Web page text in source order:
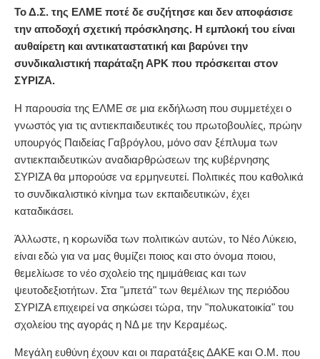
Το Δ.Σ. της ΕΛΜΕ ποτέ δε συζήτησε και δεν αποφάσισε
την αποδοχή σχετική πρόσκλησης. Η εμπλοκή του είναι
αυθαίρετη και αντικαταστατική και βαρύνει την
συνδικαλιστική παράταξη ΑΡΚ που πρόσκειται στον
ΣΥΡΙΖΑ.
Η παρουσία της ΕΛΜΕ σε μια εκδήλωση που συμμετέχει ο
γνωστός για τις αντιεκπαιδευτικές του πρωτοβουλίες, πρώην
υπουργός Παιδείας Γαβρόγλου, μόνο σαν ξέπλυμα των
αντιεκπαιδευτικών αναδιαρθρώσεων της κυβέρνησης
ΣΥΡΙΖΑ θα μπορούσε να ερμηνευτεί. Πολιτικές που καθολικά
το συνδικαλιστικό κίνημα των εκπαιδευτικών, έχει
καταδικάσει.
Άλλωστε, η κορωνίδα των πολιτικών αυτών, το Νέο Λύκειο,
είναι εδώ για να μας θυμίζει ποιος και στο όνομα ποιου,
θεμελίωσε το νέο σχολείο της ημιμάθειας και των
ψευτοδεξιοτήτων. Στα "μπετά" των θεμέλιων της περιόδου
ΣΥΡΙΖΑ επιχειρεί να σηκώσει τώρα, την "πολυκατοικία" του
σχολείου της αγοράς η ΝΔ με την Κεραμέως.
Μεγάλη ευθύνη έχουν και οι παρατάξεις ΔΑΚΕ και Ο.Μ. που